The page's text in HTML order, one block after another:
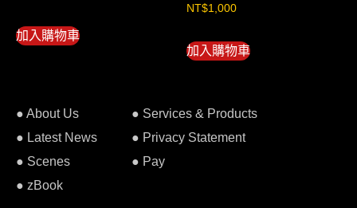
加入購物車
NT$1,000
加入購物車
● About Us
● Latest News
● Scenes
● zBook
● Services & Products
● Privacy Statement
● Pay